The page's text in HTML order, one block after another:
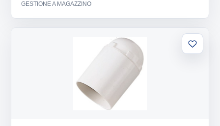
GESTIONE A MAGAZZINO
Aggiungi
alla